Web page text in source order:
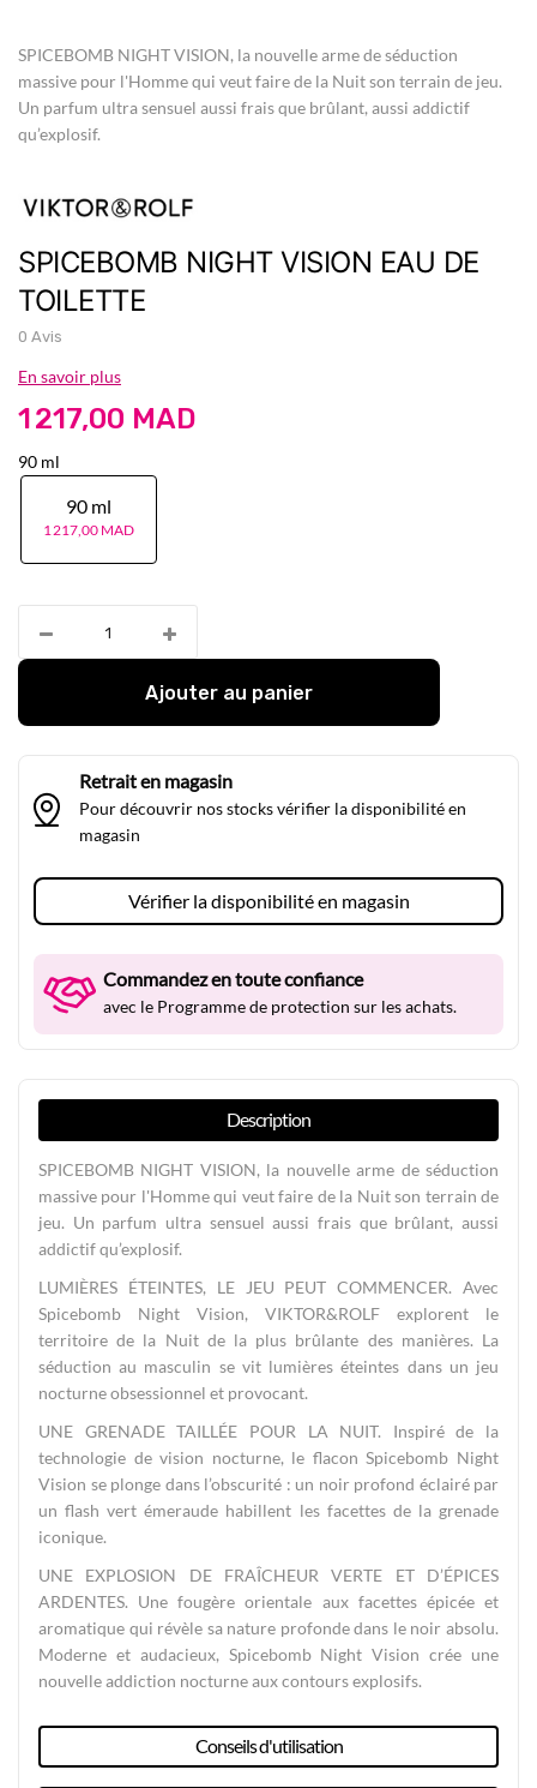
beginning
of
the
images
SPICEBOMB NIGHT VISION EAU DE
TOILETTE
SPICEBOMB NIGHT VISION, la nouvelle arme de séduction
massive pour l'Homme qui veut faire de la Nuit son terrain de jeu.
Un parfum ultra sensuel aussi frais que brûlant, aussi addictif
qu’explosif.
0 Avis
En savoir plus
1 217,00 MAD
90 ml
90 ml
1 217,00 MAD
Ajouter au panier
Retrait en magasin
Pour découvrir nos stocks vérifier la disponibilité en
magasin
Vérifier la disponibilité en magasin
Commandez en toute confiance
avec le Programme de protection sur les achats.
Description
SPICEBOMB NIGHT VISION, la nouvelle arme de séduction
massive pour l'Homme qui veut faire de la Nuit son terrain de
jeu. Un parfum ultra sensuel aussi frais que brûlant, aussi
addictif qu’explosif.
LUMIÈRES ÉTEINTES, LE JEU PEUT COMMENCER. Avec
Spicebomb Night Vision, VIKTOR&ROLF explorent le
territoire de la Nuit de la plus brûlante des manières. La
séduction au masculin se vit lumières éteintes dans un jeu
nocturne obsessionnel et provocant.
UNE GRENADE TAILLÉE POUR LA NUIT. Inspiré de la
technologie de vision nocturne, le flacon Spicebomb Night
Vision se plonge dans l’obscurité : un noir profond éclairé par
un flash vert émeraude habillent les facettes de la grenade
iconique.
UNE EXPLOSION DE FRAÎCHEUR VERTE ET D’ÉPICES
ARDENTES. Une fougère orientale aux facettes épicée et
aromatique qui révèle sa nature profonde dans le noir absolu.
Moderne et audacieux, Spicebomb Night Vision crée une
nouvelle addiction nocturne aux contours explosifs.
Conseils d'utilisation